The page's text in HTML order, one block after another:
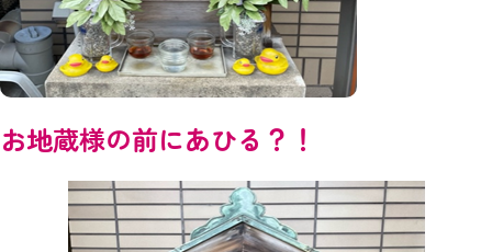
お地蔵様の前にあひる？！